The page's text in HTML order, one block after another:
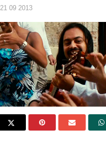
21 09 2013